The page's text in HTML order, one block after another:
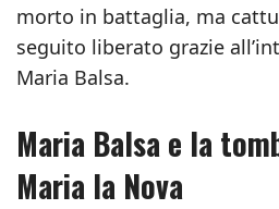
morto in battaglia, ma
seguito liberato grazie
Maria Balsa.
Maria Balsa e la
Maria la Nova